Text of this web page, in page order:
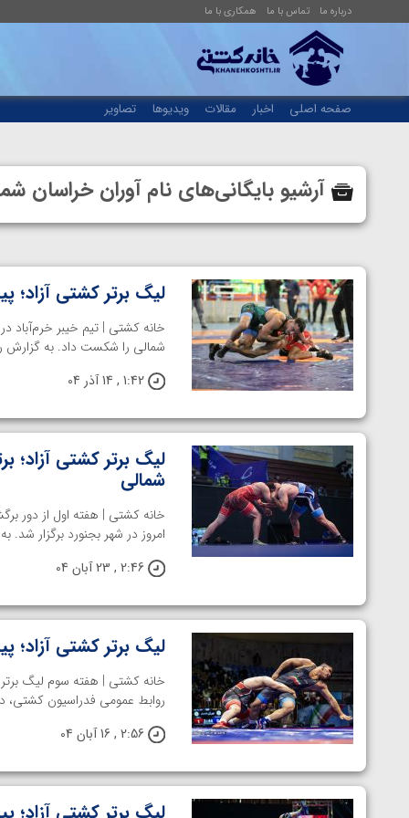
درباره ما تماس با ما همکاری با ما
صفحه اصلی اخبار مقالات ویدیوها تصاویر
آرشیو بایگانی‌های نام آوران
لیگ برتر کشتی آزاد؛
خانه کشتی | تیم خیبر خرم‌آباد
شمالی را شکست داد. به گزارش
1:42 , 14 آذر 04
لیگ برتر کشتی آزاد؛
شمالی
امروز در شهر بجنورد برگزار شد.
2:46 , 23 آبان 04
لیگ برتر کشتی آزاد؛
خانه کشتی | هفته سوم لیگ برتر
روابط عمومی فدراسیون کشتی،
2:56 , 16 آبان 04
لیگ برتر کشتی آزاد؛